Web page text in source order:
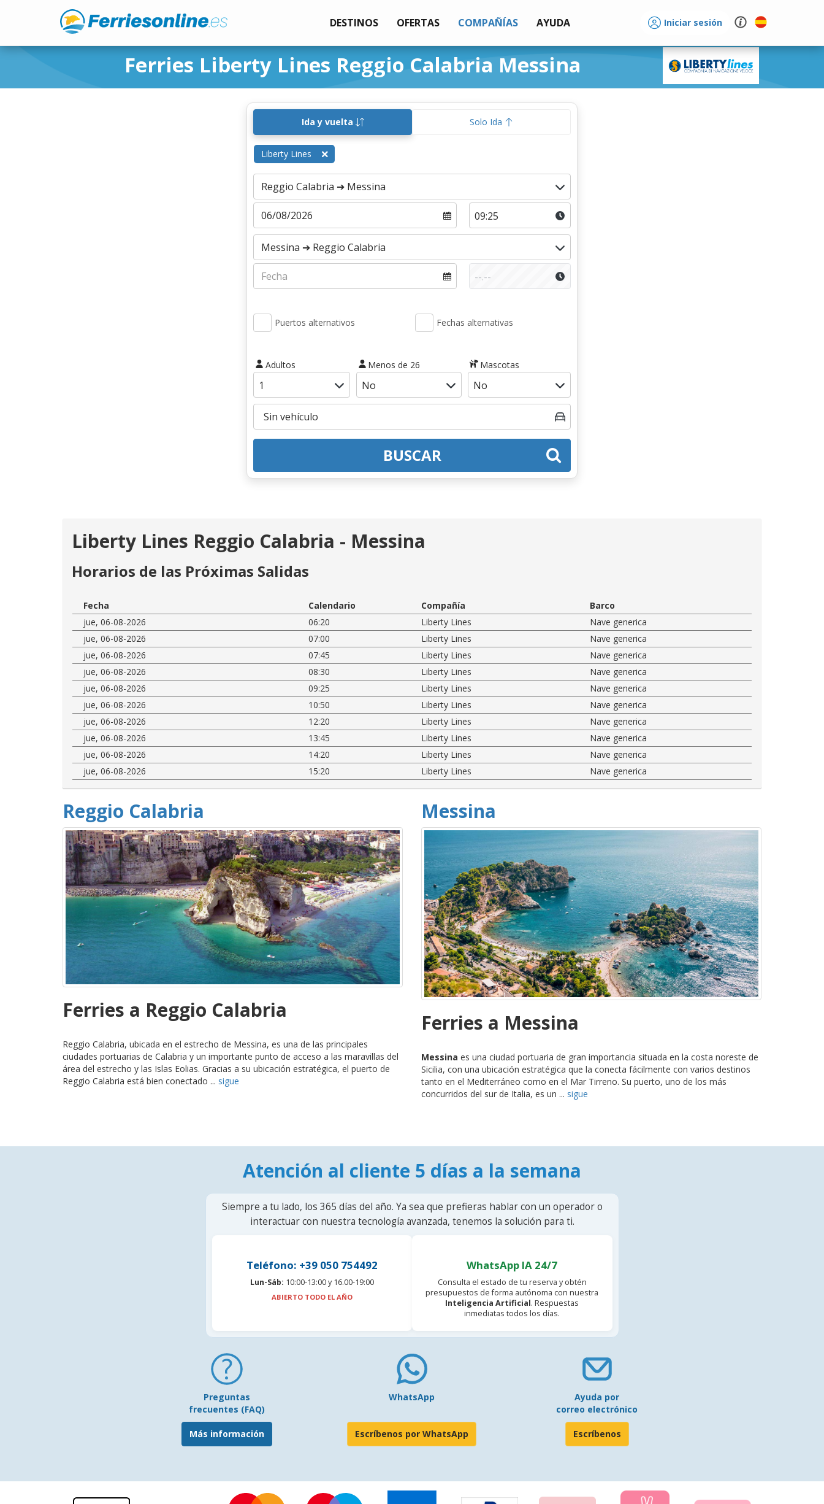
DESTINOS OFERTAS COMPAÑÍAS AYUDA Iniciar sesión
Ferries Liberty Lines Reggio Calabria Messina
Ida y vuelta Solo Ida
Liberty Lines
Puertos alternativos Fechas alternativas
Adultos Menos de 26 Mascotas
BUSCAR
Liberty Lines Reggio Calabria - Messina
Horarios de las Próximas Salidas
Fecha Calendario Compañía
Barco
jue, 06-08-2026
06:20 Liberty Lines
Nave generica
jue, 06-08-2026
07:00 Liberty Lines
Nave generica
jue, 06-08-2026
07:45 Liberty Lines
Nave generica
jue, 06-08-2026
08:30 Liberty Lines
Nave generica
jue, 06-08-2026
09:25 Liberty Lines
Nave generica
jue, 06-08-2026
10:50 Liberty Lines
Nave generica
jue, 06-08-2026
12:20 Liberty Lines
Nave generica
jue, 06-08-2026
13:45 Liberty Lines
Nave generica
jue, 06-08-2026
14:20 Liberty Lines
Nave generica
jue, 06-08-2026
15:20 Liberty Lines Nave generica
Reggio Calabria
Ferries a Reggio Calabria
Reggio Calabria, ubicada en el estrecho de Messina, es una de las principales
ciudades portuarias de Calabria y un importante punto de acceso a las maravillas del
área del estrecho y las Islas Eolias. Gracias a su ubicación estratégica, el puerto de
Reggio Calabria está bien conectado ... sigue
Messina
Ferries a Messina
Messina es una ciudad portuaria de gran importancia situada en la costa noreste de
Sicilia, con una ubicación estratégica que la conecta fácilmente con varios destinos
tanto en el Mediterráneo como en el Mar Tirreno. Su puerto, uno de los más
concurridos del sur de Italia, es un ... sigue
Atención al cliente 5 días a la semana
Siempre a tu lado, los 365 días del año. Ya sea que prefieras hablar con un operador o
interactuar con nuestra tecnología avanzada, tenemos la solución para ti.
Teléfono: +39 050 754492
Lun-Sáb: 10:00-13:00 y 16.00-19:00
ABIERTO TODO EL AÑO
WhatsApp IA 24/7
Consulta el estado de tu reserva y obtén
presupuestos de forma autónoma con nuestra
Inteligencia Artificial. Respuestas
inmediatas todos los días.
Preguntas
frecuentes (FAQ)
Más información
WhatsApp
Escríbenos por WhatsApp
Ayuda por
correo electrónico
Escríbenos